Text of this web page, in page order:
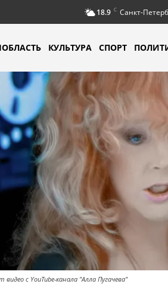
18.9 C Санкт-
КУЛЬТУРА СПОРТ
с YouTube-канала "Алла Пугачева"